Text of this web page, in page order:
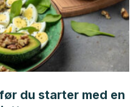
du starter med en